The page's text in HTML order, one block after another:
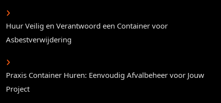
Huur Veilig en Verantwoord een Container voor
Asbestverwijdering
Praxis Container Huren: Eenvoudig Afvalbeheer voor Jouw
Project